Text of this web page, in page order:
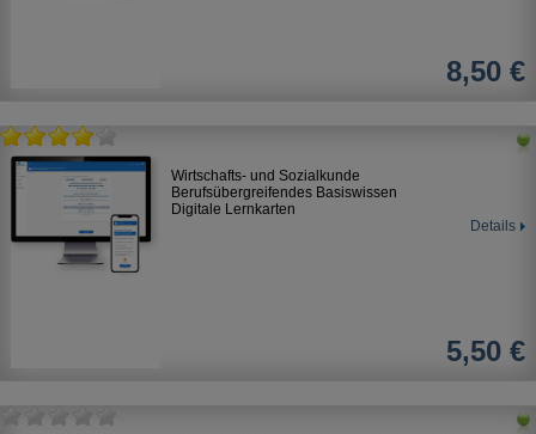
8,50 €
Wirtschafts- und Sozialkunde
Berufsübergreifendes Basiswissen
Digitale Lernkarten
Details
5,50 €